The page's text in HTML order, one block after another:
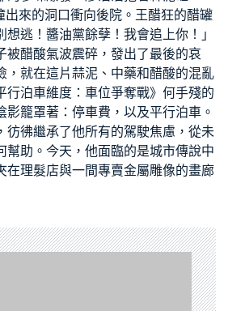
來的洞口衝向後院。王醋狂的醋罐
逃！醬油黨餘孽！我會追上你！」
被醋酸氣波震碎，發出了最後的哀
，就在這片蒜泥、中藥和醋酸的混亂
行泊車維度：車位爭奪戰》何手殘的
影籠罩著：停車費，以及平行泊車。
彷彿繼承了他所有的駕駛焦慮，從未
幫助。今天，他面臨的是城市傳說中
在理髮店與一間專賣金屬雕像的畫廊